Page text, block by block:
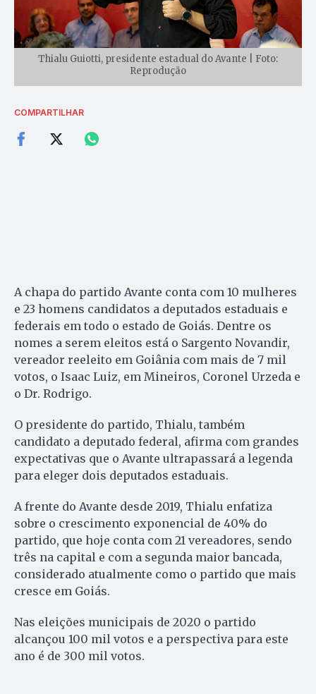
Thialu Guiotti, presidente estadual do Avante | Foto:
Reprodução
COMPARTILHAR
A chapa do partido Avante conta com 10 mulheres
e 23 homens candidatos a deputados estaduais e
federais em todo o estado de Goiás. Dentre os
nomes a serem eleitos está o Sargento Novandir,
vereador reeleito em Goiânia com mais de 7 mil
votos, o Isaac Luiz, em Mineiros, Coronel Urzeda e
o Dr. Rodrigo.
O presidente do partido, Thialu, também
candidato a deputado federal, afirma com grandes
expectativas que o Avante ultrapassará a legenda
para eleger dois deputados estaduais.
A frente do Avante desde 2019, Thialu enfatiza
sobre o crescimento exponencial de 40% do
partido, que hoje conta com 21 vereadores, sendo
três na capital e com a segunda maior bancada,
considerado atualmente como o partido que mais
cresce em Goiás.
Nas eleições municipais de 2020 o partido
alcançou 100 mil votos e a perspectiva para este
ano é de 300 mil votos.